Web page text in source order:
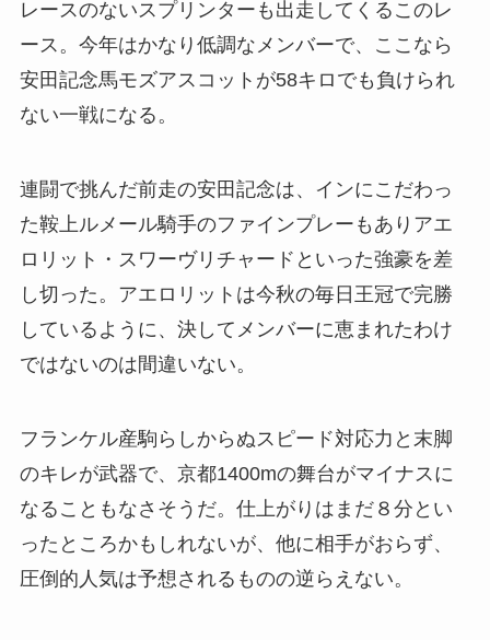
レースのないスプリンターも出走してくるこのレ
ース。今年はかなり低調なメンバーで、ここなら
安田記念馬モズアスコットが58キロでも負けられ
ない一戦になる。
連闘で挑んだ前走の安田記念は、インにこだわっ
た鞍上ルメール騎手のファインプレーもありアエ
ロリット・スワーヴリチャードといった強豪を差
し切った。アエロリットは今秋の毎日王冠で完勝
しているように、決してメンバーに恵まれたわけ
ではないのは間違いない。
フランケル産駒らしからぬスピード対応力と末脚
のキレが武器で、京都1400mの舞台がマイナスに
なることもなさそうだ。仕上がりはまだ８分とい
ったところかもしれないが、他に相手がおらず、
圧倒的人気は予想されるものの逆らえない。